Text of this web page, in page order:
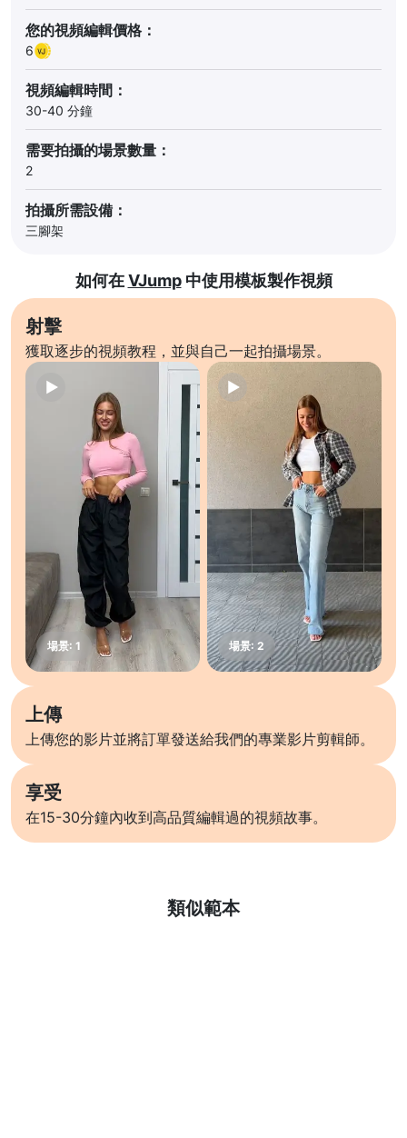
您的視頻編輯價格：
6
視頻編輯時間：
30-40 分鐘
需要拍攝的場景數量：
2
拍攝所需設備：
三腳架
如何在VJump中使用模板製作視頻
射擊
獲取逐步的視頻教程，並與自己一起拍攝場景。
上傳
上傳您的影片並將訂單發送給我們的專業影片剪輯師。
享受
在15-30分鐘內收到高品質編輯過的視頻故事。
類似範本
了解更多